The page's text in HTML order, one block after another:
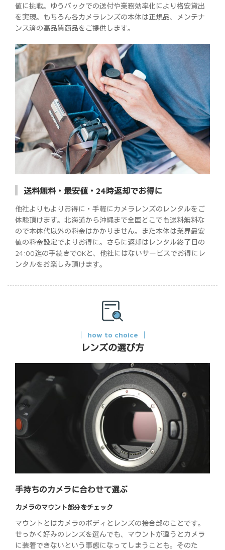
値に挑戦。ゆうパックでの送付や業務効率化により格安貸出
を実現。もちろん各カメラレンズの本体は正規品、メンテナ
ンス済の高品質商品をご提供します。
送料無料・最安値・24時返却でお得に
他社よりもよりお得に・手軽にカメラレンズのレンタルをご
体験頂けます。北海道から沖縄まで全国どこでも送料無料な
ので本体代以外の料金はかかりません。また本体は業界最安
値の料金設定でよりお得に。さらに返却はレンタル終了日の
24:00迄の手続きでOKと、他社にはないサービスでお得にレ
ンタルをお楽しみ頂けます。
how to choice
レンズの選び方
手持ちのカメラに合わせて選ぶ
カメラのマウント部分をチェック
マウントとはカメラのボディとレンズの接合部のことです。
せっかく好みのレンズを選んでも、マウントが違うとカメラ
に装着できないという事態になってしまうことも。そのた